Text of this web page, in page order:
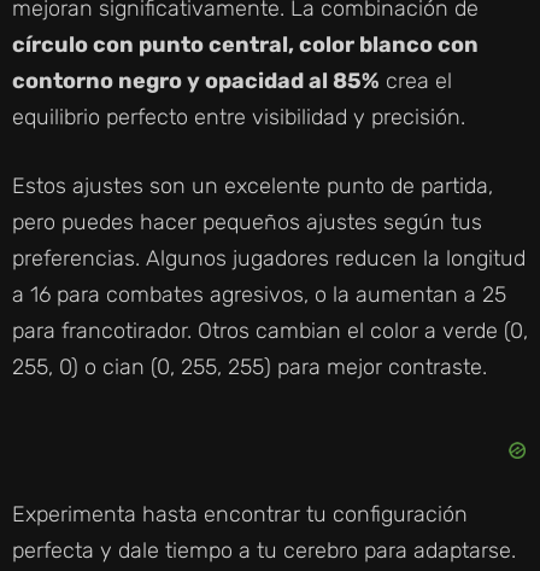
I
E
O
mejoran significativamente. La combinación de
círculo con punto central, color blanco con
contorno negro y opacidad al 85% crea el
equilibrio perfecto entre visibilidad y precisión.
Estos ajustes son un excelente punto de partida,
pero puedes hacer pequeños ajustes según tus
preferencias. Algunos jugadores reducen la longitud
a 16 para combates agresivos, o la aumentan a 25
para francotirador. Otros cambian el color a verde (0,
255, 0) o cian (0, 255, 255) para mejor contraste.
Experimenta hasta encontrar tu configuración
perfecta y dale tiempo a tu cerebro para adaptarse.